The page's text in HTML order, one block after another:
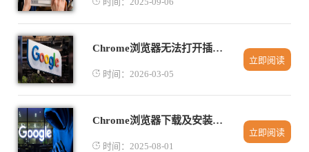
Chrome浏览器无法打开插件市场怎么解决
时间：2026-03-05
立即阅读
Chrome浏览器下载及安装完成后账号登录同步教程
时间：2025-08-01
立即阅读